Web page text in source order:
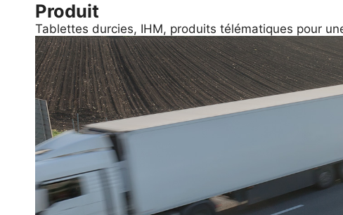
Produit
Tablettes durcies, IHM, produits télématiques pour